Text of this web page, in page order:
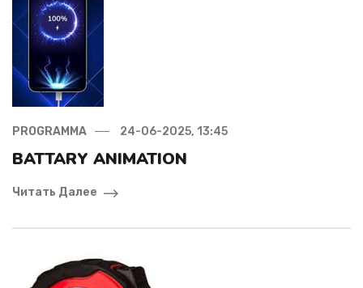
PROGRAMMA 24-06-2025, 13:45
BATTARY ANIMATION
Читать Далее